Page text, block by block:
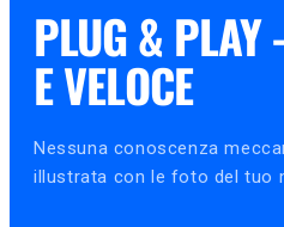
PLUG & PLAY
E VELOCE
Nessuna conoscenza
illustrata con le foto del tuo